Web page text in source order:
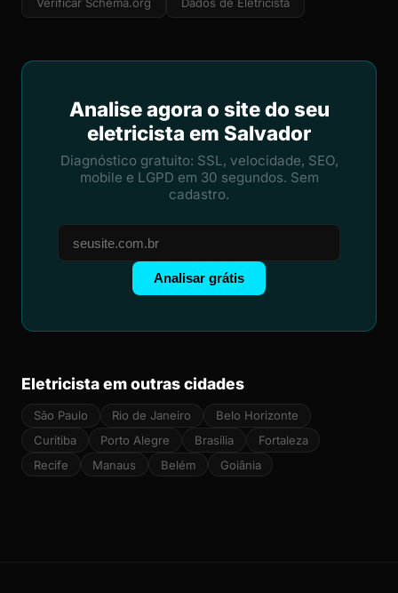
Verificar Schema.org Dados de Eletricista
Analise agora o site do seu
eletricista em Salvador
Diagnóstico gratuito: SSL, velocidade, SEO,
mobile e LGPD em 30 segundos. Sem
cadastro.
Analisar grátis
Eletricista em outras cidades
São Paulo Rio de Janeiro
Belo Horizonte
Curitiba
Porto Alegre Brasília
Fortaleza
Recife
Manaus Belém Goiânia